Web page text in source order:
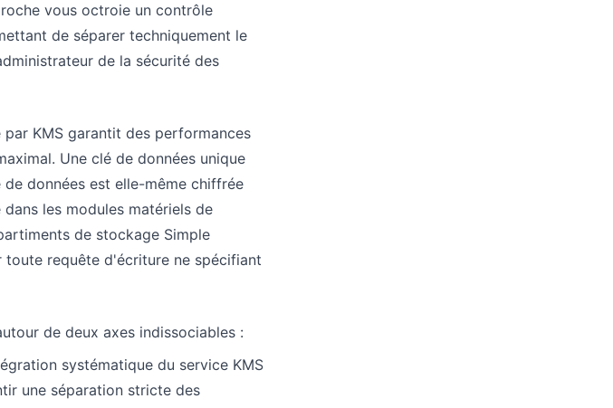
vous octroie un contrôle
de séparer techniquement le
de la sécurité des
KMS garantit des performances
Une clé de données unique
données est elle-même chiffrée
les modules matériels de
de stockage Simple
requête d'écriture ne spécifiant
de deux axes indissociables :
systématique du service KMS
une séparation stricte des